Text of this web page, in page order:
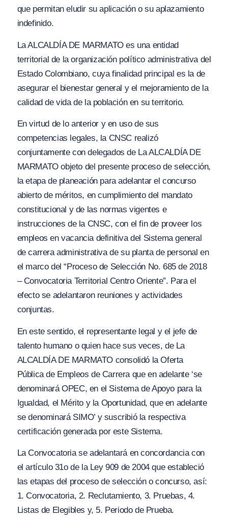
que permitan eludir su aplicación o su aplazamiento
indefinido.
La ALCALDÍA DE MARMATO es una entidad
territorial de la organización político administrativa del
Estado Colombiano, cuya finalidad principal es la de
asegurar el bienestar general y el mejoramiento de la
calidad de vida de la población en su territorio.
En virtud de lo anterior y en uso de sus
competencias legales, la CNSC realizó
conjuntamente con delegados de La ALCALDÍA DE
MARMATO objeto del presente proceso de selección,
la etapa de planeación para adelantar el concurso
abierto de méritos, en cumplimiento del mandato
constitucional y de las normas vigentes e
instrucciones de la CNSC, con el fin de proveer los
empleos en vacancia definitiva del Sistema general
de carrera administrativa de su planta de personal en
el marco del “Proceso de Selección No. 685 de 2018
– Convocatoria Territorial Centro Oriente”. Para el
efecto se adelantaron reuniones y actividades
conjuntas.
En este sentido, el representante legal y el jefe de
talento humano o quien hace sus veces, de La
ALCALDÍA DE MARMATO consolidó la Oferta
Pública de Empleos de Carrera que en adelante ‘se
denominará OPEC, en el Sistema de Apoyo para la
Igualdad, el Mérito y la Oportunidad, que en adelante
se denominará SIMO’ y suscribió la respectiva
certificación generada por este Sistema.
La Convocatoria se adelantará en concordancia con
el artículo 31o de la Ley 909 de 2004 que estableció
las etapas del proceso de selección o concurso, así:
1. Convocatoria, 2. Reclutamiento, 3. Pruebas, 4.
Listas de Elegibles y, 5. Periodo de Prueba.